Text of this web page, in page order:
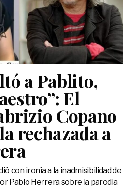
a Pablito,
El
Copano
rechazada a
con ironía a la inadmisibilidad de
Pablo Herrera sobre la parodia